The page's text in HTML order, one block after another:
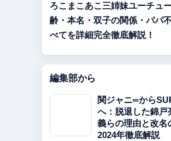
ろこまこあこ三姉妹ユーチュ
齢・本名・双子の関係・パパ
べてを詳細完全徹底解説！
編集部から
関ジャニ∞から
へ：脱退した錦戸
義らの理由と改名
2024年徹底解説